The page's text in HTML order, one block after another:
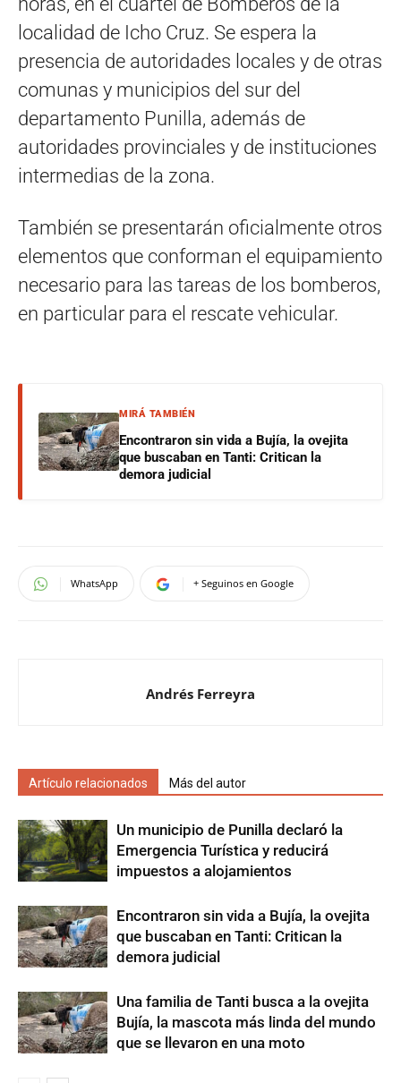
localidad de Icho Cruz. Se espera la
presencia de autoridades locales y de otras
comunas y municipios del sur del
departamento Punilla, además de
autoridades provinciales y de instituciones
intermedias de la zona.
También se presentarán oficialmente otros
elementos que conforman el equipamiento
necesario para las tareas de los bomberos,
en particular para el rescate vehicular.
MIRÁ TAMBIÉN
Encontraron sin vida a Bujía, la ovejita
que buscaban en Tanti: Critican la
demora judicial
WhatsApp + Seguinos en Google
Andrés Ferreyra
Artículo relacionados Más del autor
Un municipio de Punilla declaró la
Emergencia Turística y reducirá
impuestos a alojamientos
Encontraron sin vida a Bujía, la ovejita
que buscaban en Tanti: Critican la
demora judicial
Una familia de Tanti busca a la ovejita
Bujía, la mascota más linda del mundo
que se llevaron en una moto